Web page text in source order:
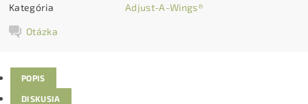
Kategória Adjust-A-Wings®
Otázka
POPIS
DISKUSIA